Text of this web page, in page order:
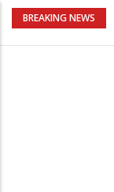
BREAKING NEWS